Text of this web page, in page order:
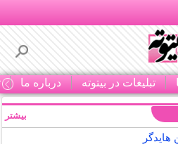
تبلیغات در بیتوته درباره ما
هایدگر
بیشتر